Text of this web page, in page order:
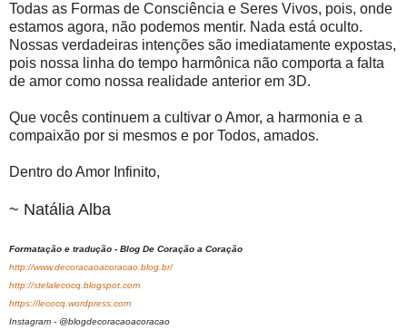
Todas as Formas de Consciência e Seres Vivos, pois, onde
estamos agora, não podemos mentir. Nada está oculto.
Nossas verdadeiras intenções são imediatamente expostas,
pois nossa linha do tempo harmônica não comporta a falta
de amor como nossa realidade anterior em 3D.
Que vocês continuem a cultivar o Amor, a harmonia e a
compaixão por si mesmos e por Todos, amados.
Dentro do Amor Infinito,
~ Natália Alba
Formatação e tradução - Blog De Coração a Coração
http://www.decoracaoacoracao.blog.br/
http://stelalecocq.blogspot.com
https://lecocq.wordpress.com
Instagram - @blogdecoracaoacoracao